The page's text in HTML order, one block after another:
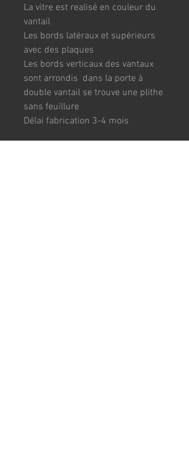
La vitre est realisé en couleur du
vantail
Les bords latéraux et supérieurs
avec des plaques
Les bords verticaux des vantaux
sont arrondis  dans la porte à
double vantail se trouve une plithe
sans feuillure
Délai fabrication 3-4 mois